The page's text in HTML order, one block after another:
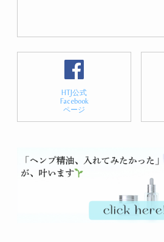
HTJ公式
Facebook
ページ